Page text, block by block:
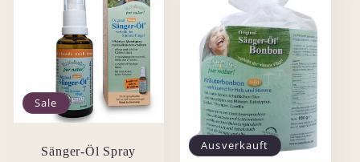
Sale
Sänger-Öl Spray Ausverkauft